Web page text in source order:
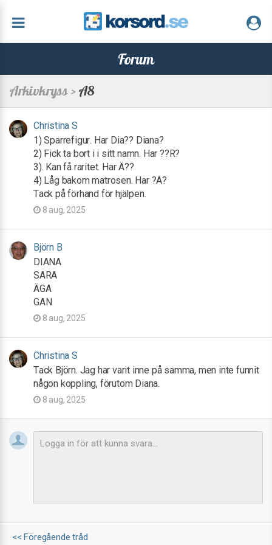
Forum
Arkivkryss >A8
Christina S
1) Sparrefigur. Har Dia?? Diana?
2) Fick ta bort i i sitt namn. Har ??R?
3). Kan få raritet. Har Ä??
4) Låg bakom matrosen. Har ?A?
Tack på förhand för hjälpen.
8 aug, 2025
Björn B
DIANA
SARA
ÄGA
GAN
8 aug, 2025
Christina S
Tack Björn. Jag har varit inne på samma, men inte funnit
någon koppling, förutom Diana.
8 aug, 2025
<< Föregående tråd